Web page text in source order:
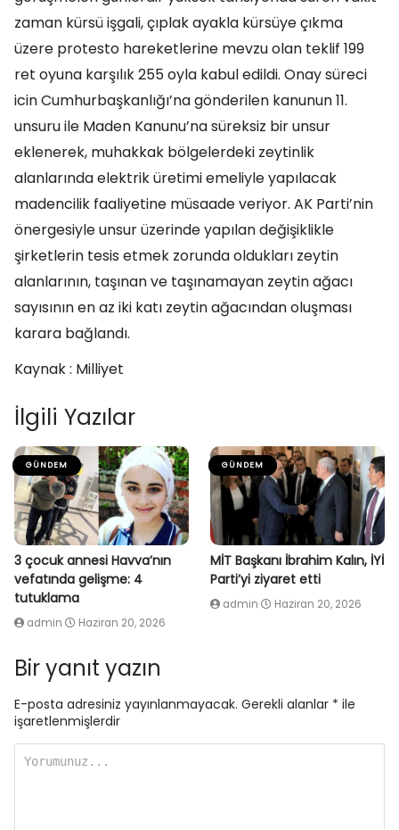
zaman kürsü işgali, çıplak ayakla kürsüye çıkma
üzere protesto hareketlerine mevzu olan teklif 199
ret oyuna karşılık 255 oyla kabul edildi. Onay süreci
icin Cumhurbaşkanlığı’na gönderilen kanunun 11.
unsuru ile Maden Kanunu’na süreksiz bir unsur
eklenerek, muhakkak bölgelerdeki zeytinlik
alanlarında elektrik üretimi emeliyle yapılacak
madencilik faaliyetine müsaade veriyor. AK Parti’nin
önergesiyle unsur üzerinde yapılan değişiklikle
şirketlerin tesis etmek zorunda oldukları zeytin
alanlarının, taşınan ve taşınamayan zeytin ağacı
sayısının en az iki katı zeytin ağacından oluşması
karara bağlandı.
Kaynak : Milliyet
İlgili Yazılar
GÜNDEM
3 çocuk annesi Havva’nın
vefatında gelişme: 4
tutuklama
admin Haziran 20, 2026
GÜNDEM
MİT Başkanı İbrahim Kalın, İYİ
Parti’yi ziyaret etti
admin Haziran 20, 2026
Bir yanıt yazın
E-posta adresiniz yayınlanmayacak. Gerekli alanlar * ile
işaretlenmişlerdir